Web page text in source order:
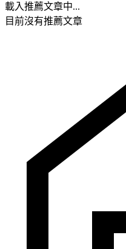
載入推薦文章中...
目前沒有推薦文章